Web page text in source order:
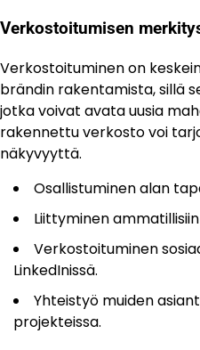
Verkostoitumisen
Verkostoituminen on
brändin rakentamista, sillä
jotka voivat avata uusia
rakennettu verkosto voi
näkyvyyttä.
Osallistuminen alan
Liittyminen
Verkostoituminen
LinkedInissä.
Yhteistyö muiden
projekteissa.